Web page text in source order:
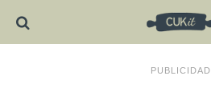
PUBLICIDAD